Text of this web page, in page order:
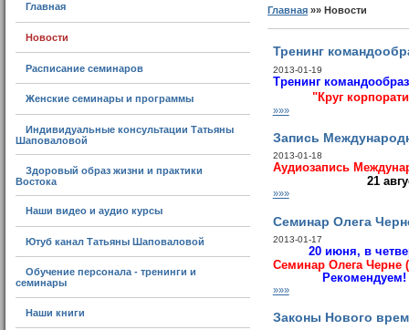
Главная
Новости
Расписание семинаров
Женские семинары и программы
Индивидуальные консультации Татьяны
Шаповаловой
Здоровый образ жизни и практики
Востока
Наши видео и аудио курсы
Ютуб канал Татьяны Шаповаловой
Обучение персонала - тренинги и
семинары
Наши книги
Главная »» Новости
Тренинг
2013-01-19
Тренинг
"Круг
»»»
Запись
2013-01-18
Аудиозапись
21
»»»
Семинар Олега
2013-01-17
20 июня, в
Семинар Олега Черне
Рекомендуем!
»»»
Законы Нового